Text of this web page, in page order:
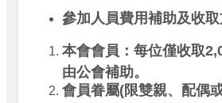
參加人員費用補助及收取
本會會員：每位僅收取
由公會補助。
會員眷屬(限雙親、配偶